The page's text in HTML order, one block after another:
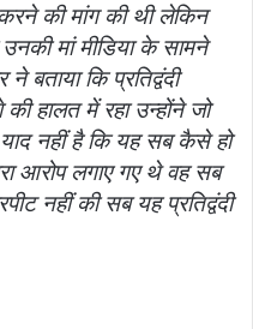
करने की मांग की थी लेकिन
मां मीडिया के सामने
कि प्रतिद्वंदी
हालत में रहा उन्होंने जो
नहीं है कि यह सब कैसे हो
आरोप लगाए गए थे वह सब
नहीं की सब यह प्रतिद्वंदी